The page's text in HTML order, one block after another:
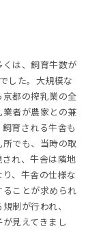
は、飼育牛数が
した。大規模な
都の搾乳業の全
者が農家との兼
育される牛舎も
でも、当時の取
れ、牛舎は隣地
、牛舎の仕様な
ことが求められ
制が行われ、
見えてきまし